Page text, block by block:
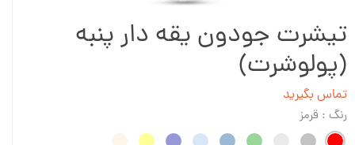
تیشرت جودون یقه دار پنبه
(پولوشرت)
تماس بگیرید
رنگ : قرمز